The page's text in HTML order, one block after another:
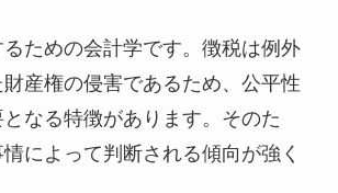
ための会計学です。徴税は例外
産権の侵害であるため、公平性
なる特徴があります。そのた
によって判断される傾向が強く